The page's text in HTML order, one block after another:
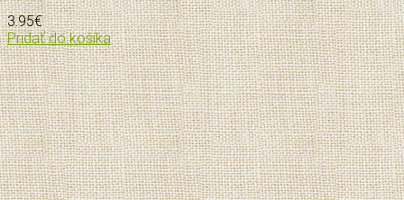
3.95€
Pridať do košíka